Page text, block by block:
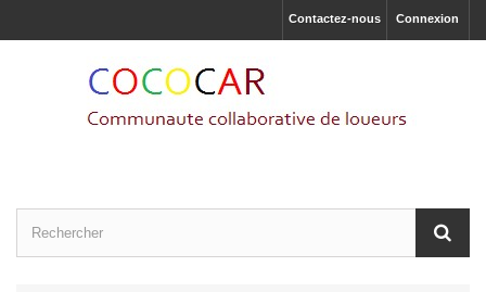
Connexion
Contactez-nous